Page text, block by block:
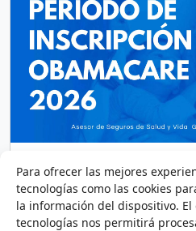
Para ofrecer las mejores
tecnologías como las cookies
la información del dispositivo.
tecnologías nos permitirá
Período de
de Seguros de
lo que Necesitas